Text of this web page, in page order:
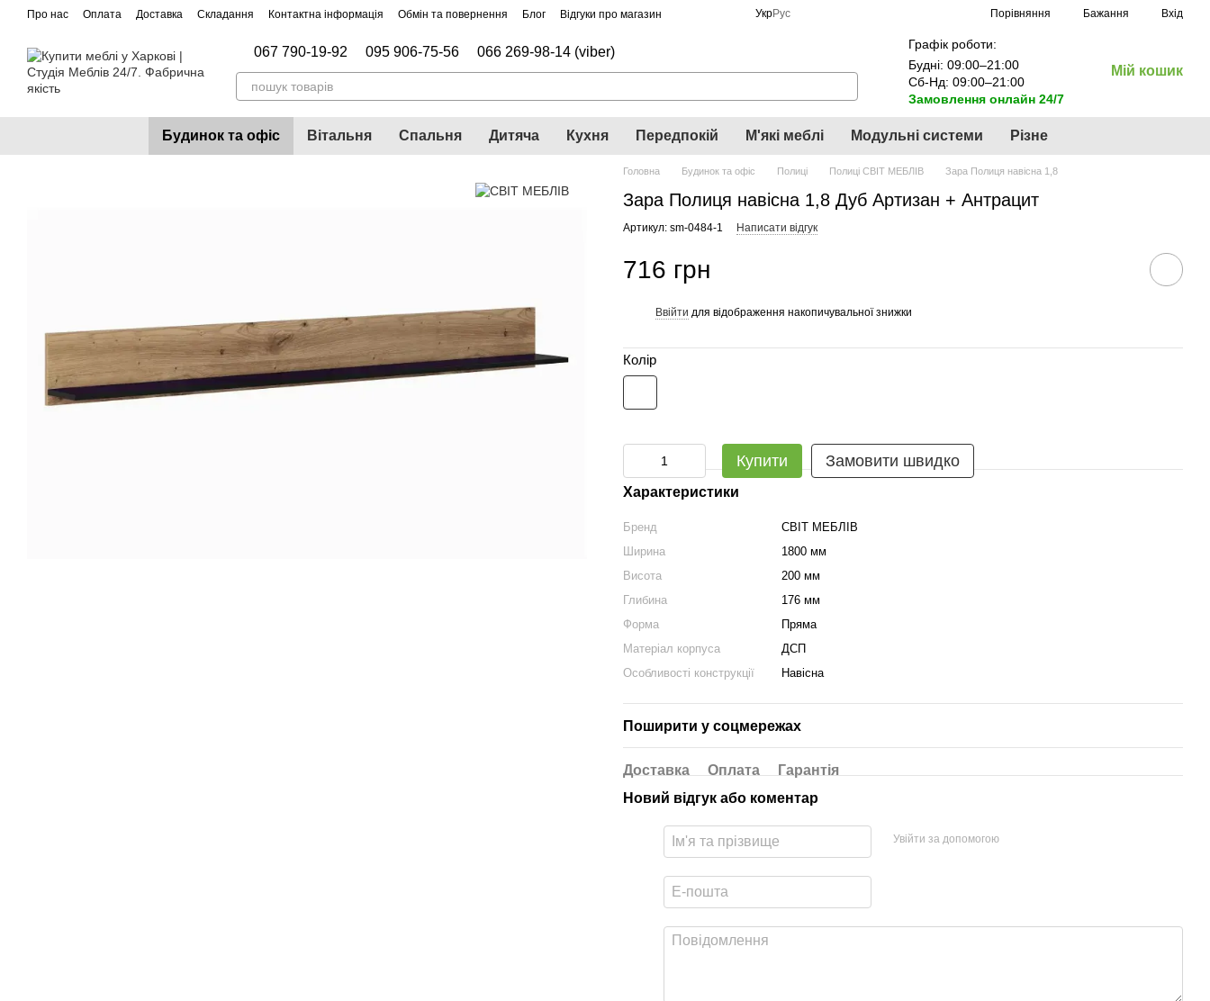
Перейти до основного контенту
Про нас Оплата Доставка Складання Контактна інформація Обмін та повернення Блог Відгуки про магазин УкрРус Порівняння Бажання Вхід
067 790-19-92 095 906-75-56 066 269-98-14 (viber)
Графік роботи:
Будні: 09:00–21:00
Сб-Нд: 09:00–21:00
Замовлення онлайн 24/7
Мій кошик
Будинок та офіс Вітальня Спальня Дитяча Кухня Передпокій М'які меблі Модульні системи Різне
Головна Будинок та офіс Полиці Полиці СВІТ МЕБЛІВ Зара Полиця навісна 1,8
Зара Полиця навісна 1,8 Дуб Артизан + Антрацит
Артикул: sm-0484-1 Написати відгук
716 грн
Ввійти для відображення накопичувальної знижки
Колір
Купити Замовити швидко
Характеристики
Бренд
СВІТ МЕБЛІВ
Ширина
1800 мм
Висота
200 мм
Глибина
176 мм
Форма
Пряма
Матеріал корпуса
ДСП
Особливості конструкції
Навісна
Поширити у соцмережах
Доставка Оплата
Гарантія
Новий відгук або коментар
Увійти за допомогою